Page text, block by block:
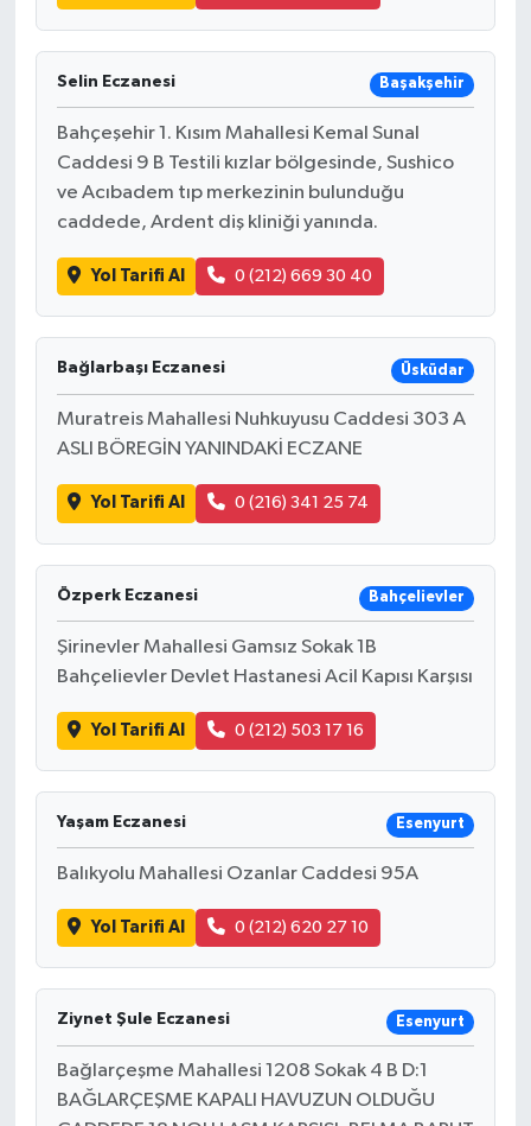
Selin Eczanesi Başakşehir
Bahçeşehir 1. Kısım Mahallesi Kemal Sunal
Caddesi 9 B Testili kızlar bölgesinde, Sushico
ve Acıbadem tıp merkezinin bulunduğu
caddede, Ardent diş kliniği yanında.
Yol Tarifi Al 0 (212) 669 30 40
Bağlarbaşı Eczanesi Üsküdar
Muratreis Mahallesi Nuhkuyusu Caddesi 303 A
ASLI BÖREGİN YANINDAKİ ECZANE
Yol Tarifi Al 0 (216) 341 25 74
Özperk Eczanesi Bahçelievler
Şirinevler Mahallesi Gamsız Sokak 1B
Bahçelievler Devlet Hastanesi Acil Kapısı Karşısı
Yol Tarifi Al 0 (212) 503 17 16
Yaşam Eczanesi Esenyurt
Balıkyolu Mahallesi Ozanlar Caddesi 95A
Yol Tarifi Al 0 (212) 620 27 10
Ziynet Şule Eczanesi Esenyurt
Bağlarçeşme Mahallesi 1208 Sokak 4 B D:1
BAĞLARÇEŞME KAPALI HAVUZUN OLDUĞU